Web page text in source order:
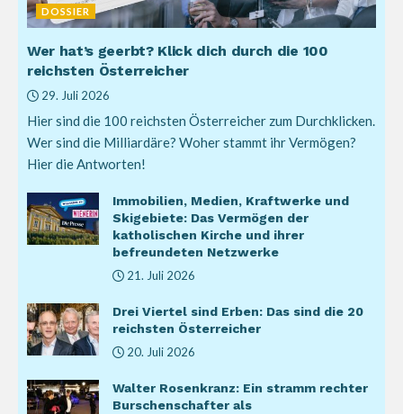
DOSSIER
Wer hat’s geerbt? Klick dich durch die 100
reichsten Österreicher
29. Juli 2026
Hier sind die 100 reichsten Österreicher zum Durchklicken.
Wer sind die Milliardäre? Woher stammt ihr Vermögen?
Hier die Antworten!
Immobilien, Medien, Kraftwerke und
Skigebiete: Das Vermögen der
katholischen Kirche und ihrer
befreundeten Netzwerke
21. Juli 2026
Drei Viertel sind Erben: Das sind die 20
reichsten Österreicher
20. Juli 2026
Walter Rosenkranz: Ein stramm rechter
Burschenschafter als